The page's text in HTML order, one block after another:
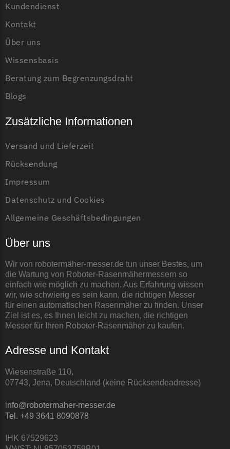
Zoef Robot
Zoef Robot Messer
Begrenzungsdraht
Kundendienst
Kontakt
Über uns
Wissensbasis
Beratung zum Begrenzungsdraht
Blogs
Zusätzliche Informationen
Versand und Lieferzeit
Rücksendung
Impressum
Datenschutz und Cookies
Allgemeine Geschäftsbedingungen
Über uns
Wir von robotermäher-messer.de tun unser Bestes, um
die Wartung von Roboter-Rasenmähermessern so
einfach wie möglich zu machen. Aus Erfahrung wissen
wir, wie schwierig es sein kann, die richtigen Messer
für einen automatischen Rasenmäher zu finden. Unser
Ziel ist es, es Ihnen leicht zu machen, die richtigen
Messer für Ihren Roboter-Rasenmäher zu kaufen.
Adresse und Kontakt
Wiesenstraße 110,
07743, Jena, Deutschland (keine Rücksendeadresse)
info@robotermaher-messer.de
Tel. +49 3641 8090878
IHK 67529623